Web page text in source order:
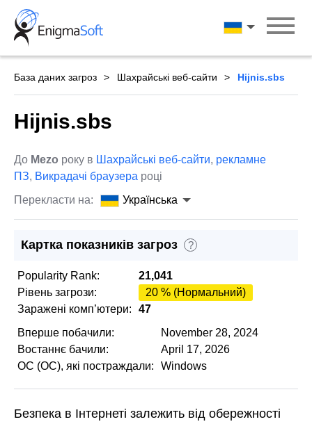
Skip
content
Українська
База даних загроз Шахрайські веб-сайти Hijnis.sbs
Hijnis.sbs
До Mezo року в Шахрайські веб-сайти, рекламне
ПЗ, Викрадачі браузера році
Перекласти на:
Українська
Картка показників загроз ?
Popularity Rank:
21,041
Рівень загрози:
20 % (Нормальний)
Заражені комп’ютери:
47
Вперше побачили:
November 28, 2024
Востаннє бачили:
April 17, 2026
ОС (ОС), які постраждали:
Windows
Безпека в Інтернеті залежить від обережності